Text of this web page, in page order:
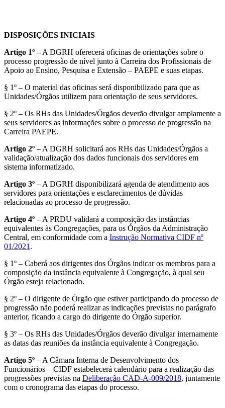
DISPOSIÇÕES INICIAIS
Artigo 1º – A DGRH oferecerá oficinas de orientações sobre o
processo progressão de nível junto à Carreira dos Profissionais de
Apoio ao Ensino, Pesquisa e Extensão – PAEPE e suas etapas.
§ 1º – O material das oficinas será disponibilizado para que as
Unidades/Órgãos utilizem para orientação de seus servidores.
§ 2º – Os RHs das Unidades/Órgãos deverão divulgar amplamente a
seus servidores as informações sobre o processo de progressão na
Carreira PAEPE.
Artigo 2º – A DGRH solicitará aos RHs das Unidades/Órgãos a
validação/atualização dos dados funcionais dos servidores em
sistema informatizado.
Artigo 3º – A DGRH disponibilizará agenda de atendimento aos
servidores para orientações e esclarecimentos de dúvidas
relacionadas ao processo de progressão.
Artigo 4º – A PRDU validará a composição das instâncias
equivalentes às Congregações, para os Órgãos da Administração
Central, em conformidade com a Instrução Normativa CIDF nº
01/2021 .
§ 1º – Caberá aos dirigentes dos Órgãos indicar os membros para a
composição da instância equivalente à Congregação, à qual seu
Órgão esteja relacionado.
§ 2º – O dirigente de Órgão que estiver participando do processo de
progressão não poderá realizar as indicações previstas no parágrafo
anterior, ficando a cargo do dirigente do Órgão superior.
§ 3º – Os RHs das Unidades/Órgãos deverão divulgar internamente
as datas das reuniões da instância equivalente à Congregação.
Artigo 5º – A Câmara Interna de Desenvolvimento dos
Funcionários – CIDF estabelecerá calendário para a realização das
progressões previstas na Deliberação CAD-A-009/2018, juntamente
com o cronograma das etapas do processo.